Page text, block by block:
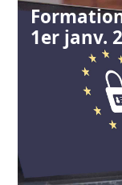
1er janv.